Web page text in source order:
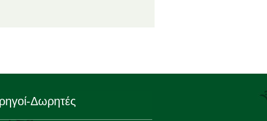
Δωρητές